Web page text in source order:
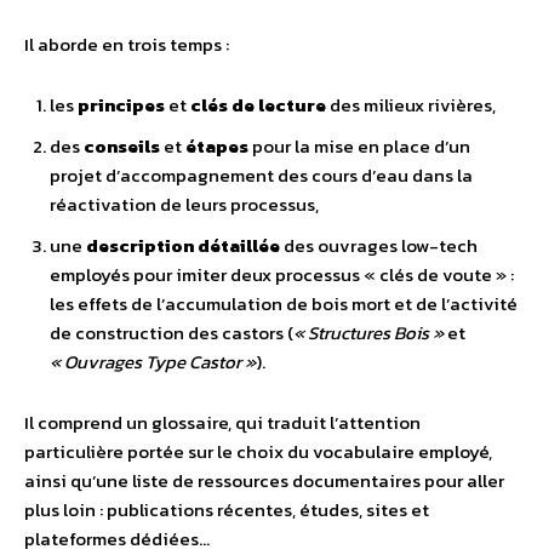
Il aborde en trois temps :
lesprincipesetclés de lecturedes milieux rivières,
desconseilsetétapespour la mise en place d’un
projet d’accompagnement des cours d’eau dans la
réactivation de leurs processus,
une description détailléedes ouvrages low-tech
employés pour imiter deux processus « clés de voute » :
les effets de l’accumulation de bois mort et de l’activité
de construction des castors (« Structures Bois »et
« Ouvrages Type Castor »).
Il comprend un glossaire, qui traduit l’attention
particulière portée sur le choix du vocabulaire employé,
ainsi qu’une liste de ressources documentaires pour aller
plus loin : publications récentes, études, sites et
plateformes dédiées…